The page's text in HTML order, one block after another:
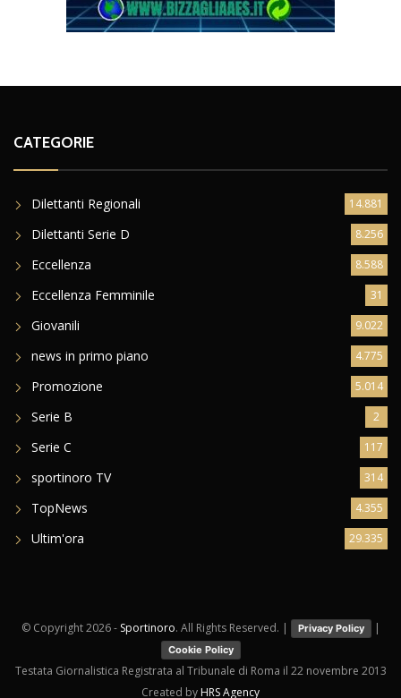
CATEGORIE
Dilettanti Regionali 14.881
Dilettanti Serie D 8.256
Eccellenza 8.588
Eccellenza Femminile 31
Giovanili 9.022
news in primo piano 4.775
Promozione 5.014
Serie B 2
Serie C 117
sportinoro TV 314
TopNews 4.355
Ultim'ora 29.335
© Copyright2026 - Sportinoro. All Rights Reserved. | Privacy Policy |
Cookie Policy
Testata Giornalistica Registrata al Tribunale di Roma il 22 novembre 2013
Created by HRS Agency